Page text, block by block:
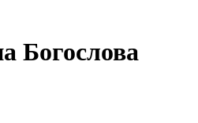
Богослова